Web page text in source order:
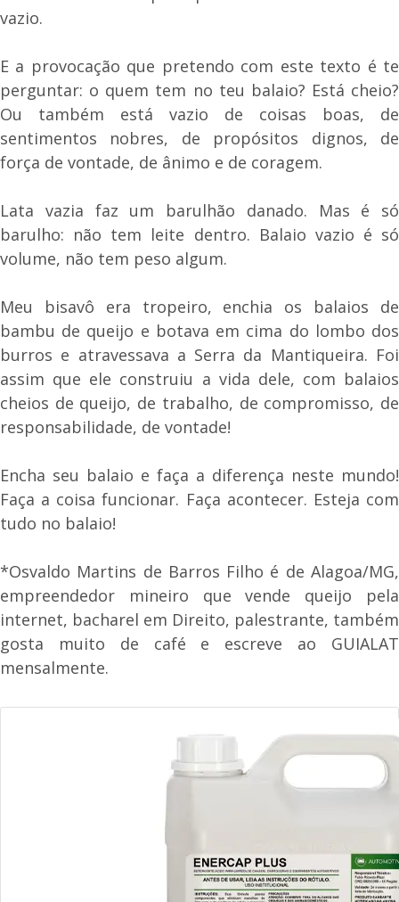
vazio.
E a provocação que pretendo com este texto é te
perguntar: o quem tem no teu balaio? Está cheio?
Ou também está vazio de coisas boas, de
sentimentos nobres, de propósitos dignos, de
força de vontade, de ânimo e de coragem.
Lata vazia faz um barulhão danado. Mas é só
barulho: não tem leite dentro. Balaio vazio é só
volume, não tem peso algum.
Meu bisavô era tropeiro, enchia os balaios de
bambu de queijo e botava em cima do lombo dos
burros e atravessava a Serra da Mantiqueira. Foi
assim que ele construiu a vida dele, com balaios
cheios de queijo, de trabalho, de compromisso, de
responsabilidade, de vontade!
Encha seu balaio e faça a diferença neste mundo!
Faça a coisa funcionar. Faça acontecer. Esteja com
tudo no balaio!
*Osvaldo Martins de Barros Filho é de Alagoa/MG,
empreendedor mineiro que vende queijo pela
internet, bacharel em Direito, palestrante, também
gosta muito de café e escreve ao GUIALAT
mensalmente.